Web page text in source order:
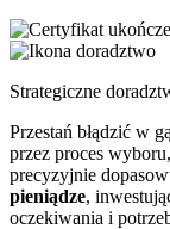
Strategiczne
Przestań błądzić w
przez proces
precyzyjnie
pieniądze,
oczekiwania i